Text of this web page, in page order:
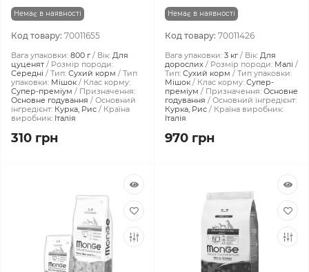
Немає в наявності
Код товару: 70011655
Вага упаковки: 800 г Вік: Для
цуценят
Розмір породи:
Середні
Тип: Сухий корм
Тип
упаковки: Мішок
Клас корму:
Супер-преміум
Призначення:
Основне годування
Основний
інгредієнт: Курка, Рис
Країна
виробник: Італія
310 грн
Немає в наявності
Код товару: 70011426
Вага упаковки: 3 кг Вік: Для
дорослих
Розмір породи: Малі
Тип: Сухий корм
Тип упаковки:
Мішок
Клас корму: Супер-
преміум
Призначення: Основне
годування
Основний інгредієнт:
Курка, Рис
Країна виробник:
Італія
970 грн